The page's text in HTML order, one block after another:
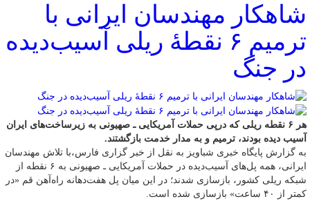
شاهکار مهندسان ایرانی با
ترمیم ۶ نقطهٔ ریلی آسیب‌دیده
در جنگ
هر ۶ نقطه ریلی که درپی ‌حملات آمریکایی ـ صهیونی به زیرساخت‌های ایران
آسیب دیده بودند، ترمیم و به مدار خدمت بازگشتند.
به گزارش پایگاه خبری شباویز به نقل از خبر گزاری فارس،با تلاش مهندسان
ایرانی، همه پل‌های آسیب‌دیده در حملات آمریکایی ـ صهیونی به ۶ نقطه از
شبکه ریلی کشور، بازسازی شدند؛ در این میان پل هفت‌دهانه راه‌آهن قم «در
کمتر از ۴۰ ساعت» بازسازی شده است.